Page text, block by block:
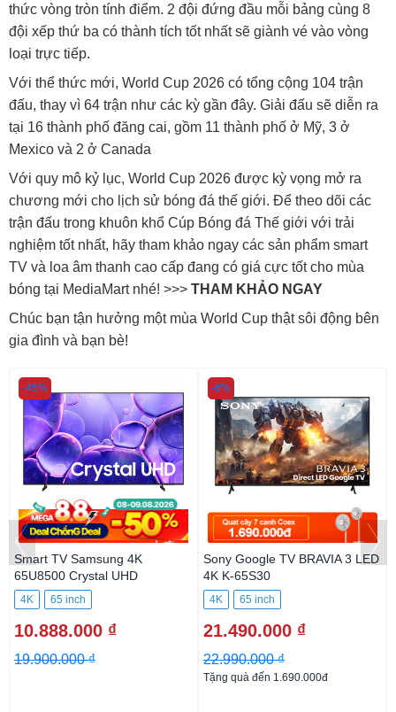
thức vòng tròn tính điểm. 2 đội đứng đầu mỗi bảng cùng 8
đội xếp thứ ba có thành tích tốt nhất sẽ giành vé vào vòng
loại trực tiếp.
Với thể thức mới, World Cup 2026 có tổng cộng 104 trận
đấu, thay vì 64 trận như các kỳ gần đây. Giải đấu sẽ diễn ra
tại 16 thành phố đăng cai, gồm 11 thành phố ở Mỹ, 3 ở
Mexico và 2 ở Canada
Với quy mô kỷ lục, World Cup 2026 được kỳ vọng mở ra
chương mới cho lịch sử bóng đá thế giới. Để theo dõi các
trận đấu trong khuôn khổ Cúp Bóng đá Thế giới với trải
nghiệm tốt nhất, hãy tham khảo ngay các sản phẩm smart
TV và loa âm thanh cao cấp đang có giá cực tốt cho mùa
bóng tại MediaMart nhé! >>> THAM KHẢO NGAY
Chúc bạn tận hưởng một mùa World Cup thật sôi động bên
gia đình và bạn bè!
Smart TV Samsung 4K
65U8500 Crystal UHD
4K 65 inch
10.888.000 ₫
19.900.000 ₫
-45%
Sony Google TV BRAVIA 3 LED
4K K-65S30
4K 65 inch
21.490.000 ₫
22.990.000 ₫
-6%
Tặng quà đến 1.690.000đ